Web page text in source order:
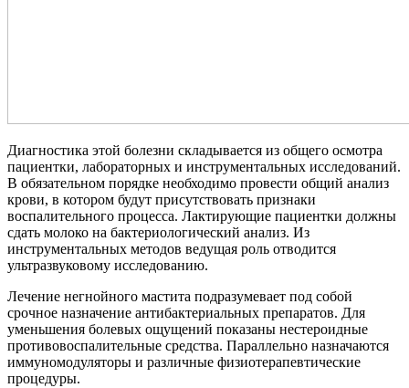
Диагностика этой болезни складывается из общего осмотра
пациентки, лабораторных и инструментальных исследований.
В обязательном порядке необходимо провести общий анализ
крови, в котором будут присутствовать признаки
воспалительного процесса. Лактирующие пациентки должны
сдать молоко на бактериологический анализ. Из
инструментальных методов ведущая роль отводится
ультразвуковому исследованию.
Лечение негнойного мастита подразумевает под собой
срочное назначение антибактериальных препаратов. Для
уменьшения болевых ощущений показаны нестероидные
противовоспалительные средства. Параллельно назначаются
иммуномодуляторы и различные физиотерапевтические
процедуры.